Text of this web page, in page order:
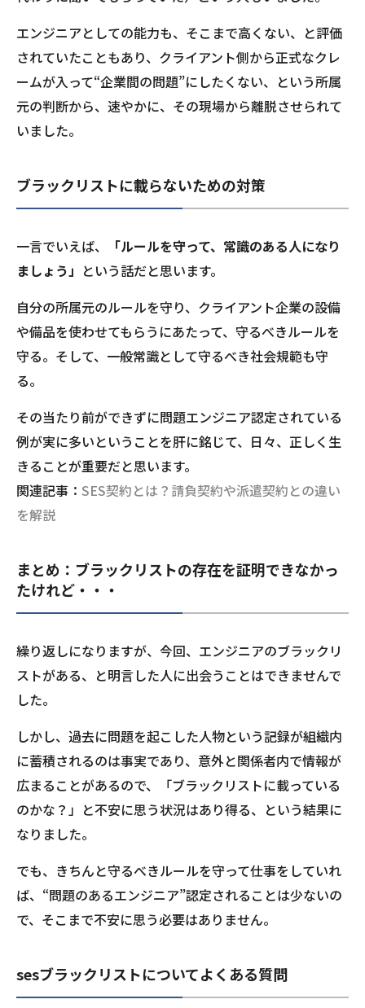
エンジニアとしての能力も、そこまで高くない、と評価
されていたこともあり、クライアント側から正式なクレ
ームが入って“企業間の問題”にしたくない、という所属
元の判断から、速やかに、その現場から離脱させられて
いました。
ブラックリストに載らないための対策
一言でいえば、
「ルールを守って、常識のある人になり
ましょう」 という話だと思います。
自分の所属元のルールを守り、クライアント企業の設備
や備品を使わせてもらうにあたって、守るべきルールを
守る。そして、一般常識として守るべき社会規範も守
る。
その当たり前ができずに問題エンジニア認定されている
例が実に多いということを肝に銘じて、日々、正しく生
きることが重要だと思います。
関連記事： SES契約とは？請負契約や派遣契約との違い
を解説
まとめ：ブラックリストの存在を証明できなかっ
たけれど・・・
繰り返しになりますが、今回、エンジニアのブラックリ
ストがある、と明言した人に出会うことはできませんで
した。
しかし、過去に問題を起こした人物という記録が組織内
に蓄積されるのは事実であり、意外と関係者内で情報が
広まることがあるので、「ブラックリストに載っている
のかな？」と不安に思う状況はあり得る、という結果に
なりました。
でも、きちんと守るべきルールを守って仕事をしていれ
ば、“問題のあるエンジニア”認定されることは少ないの
で、そこまで不安に思う必要はありません。
sesブラックリストについてよくある質問